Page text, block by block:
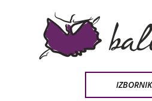
IZBORNIK